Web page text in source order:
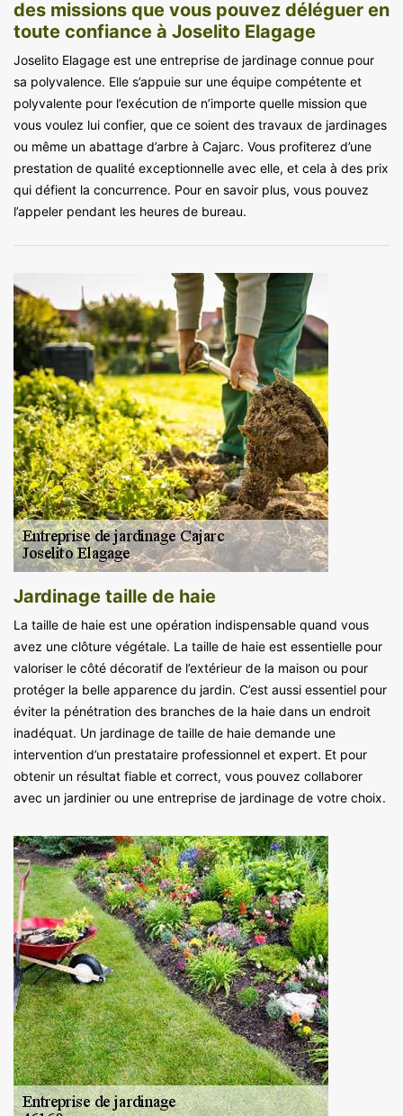
des missions que vous pouvez déléguer en
toute confiance à Joselito Elagage
Joselito Elagage est une entreprise de jardinage connue pour
sa polyvalence. Elle s’appuie sur une équipe compétente et
polyvalente pour l’exécution de n’importe quelle mission que
vous voulez lui confier, que ce soient des travaux de jardinages
ou même un abattage d’arbre à Cajarc. Vous profiterez d’une
prestation de qualité exceptionnelle avec elle, et cela à des prix
qui défient la concurrence. Pour en savoir plus, vous pouvez
l’appeler pendant les heures de bureau.
Jardinage taille de haie
La taille de haie est une opération indispensable quand vous
avez une clôture végétale. La taille de haie est essentielle pour
valoriser le côté décoratif de l’extérieur de la maison ou pour
protéger la belle apparence du jardin. C’est aussi essentiel pour
éviter la pénétration des branches de la haie dans un endroit
inadéquat. Un jardinage de taille de haie demande une
intervention d’un prestataire professionnel et expert. Et pour
obtenir un résultat fiable et correct, vous pouvez collaborer
avec un jardinier ou une entreprise de jardinage de votre choix.